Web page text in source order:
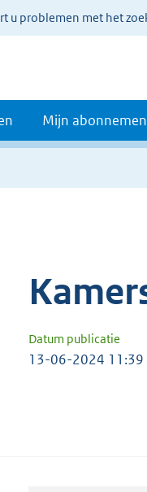
u problemen met het
Mijn
Datum publicatie
13-06-2024 11:39